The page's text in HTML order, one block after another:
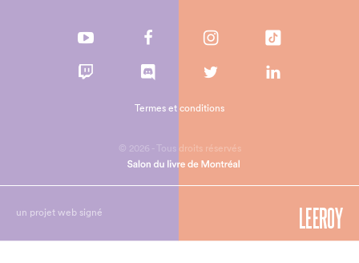
© 2026 - Tous droits réservés
Termes et conditions
un projet web signé